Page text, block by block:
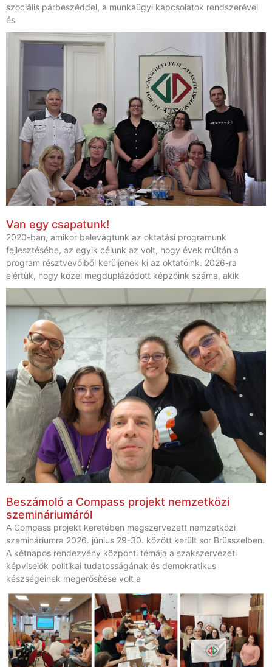
szociális párbeszéddel, a munkaügyi kapcsolatok rendszerével
és
Van egy csapatunk!
2020-ban, amikor belevágtunk az oktatási programunk
fejlesztésébe, az egyik célunk az volt, hogy évek múltán a
program résztvevőiből kerüljenek ki az oktatóink. 2026-ra
elértük, hogy közel megduplázódott képzőink száma, akik
Beszámoló a Compass projekt nemzetközi
szemináriumáról
A Compass projekt keretében megszervezett nemzetközi
szemináriumra 2026. június 29-30. között került sor Brüsszelben.
A kétnapos rendezvény központi témája a szakszervezeti
képviselők politikai tudatosságának és demokratikus
készségeinek megerősítése volt a